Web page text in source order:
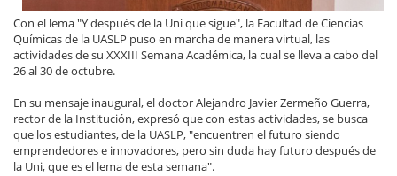
Con el lema "Y después de la Uni que sigue", la Facultad de Ciencias
Químicas de la UASLP puso en marcha de manera virtual, las
actividades de su XXXIII Semana Académica, la cual se lleva a cabo del
26 al 30 de octubre.
En su mensaje inaugural, el doctor Alejandro Javier Zermeño Guerra,
rector de la Institución, expresó que con estas actividades, se busca
que los estudiantes, de la UASLP, "encuentren el futuro siendo
emprendedores e innovadores, pero sin duda hay futuro después de
la Uni, que es el lema de esta semana".